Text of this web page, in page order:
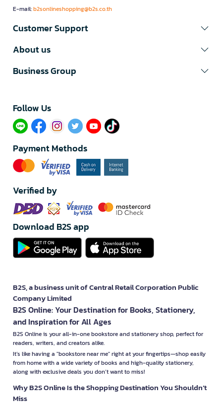
E-mail:b2sonlineshopping@b2s.co.th
Customer Support
About us
Business Group
Follow Us​
Payment Methods
Verified by
Download B2S app
B2S, a business unit of Central Retail Corporation Public
Company Limited
B2S Online: Your Destination for Books, Stationery,
and Inspiration for All Ages
B2S Online is your all-in-one bookstore and stationery shop, perfect for
readers, writers, and creators alike.
It’s like having a "bookstore near me" right at your fingertips—shop easily
from home with a wide variety of books and high-quality stationery,
along with exclusive deals you don’t want to miss!
Why B2S Online Is the Shopping Destination You Shouldn’t
Miss